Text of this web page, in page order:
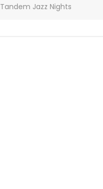
Tandem Jazz Nights